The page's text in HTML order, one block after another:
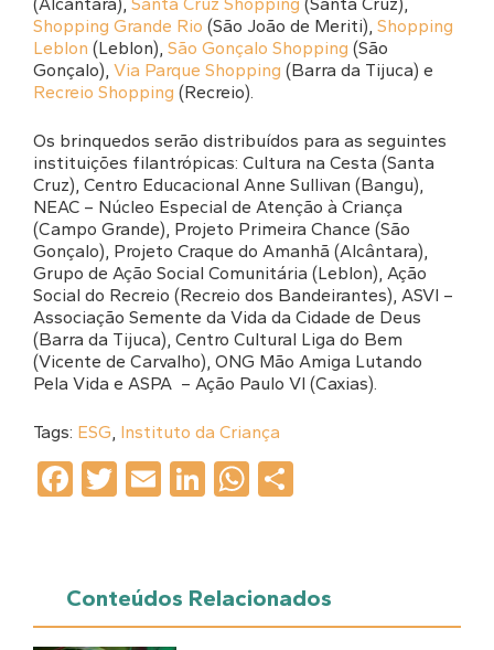
Shopping Grande Rio (São João de Meriti), Shopping
Leblon (Leblon), São Gonçalo Shopping (São
Gonçalo), Via Parque Shopping (Barra da Tijuca) e
Recreio Shopping (Recreio).
Os brinquedos serão distribuídos para as seguintes
instituições filantrópicas: Cultura na Cesta (Santa
Cruz), Centro Educacional Anne Sullivan (Bangu),
NEAC – Núcleo Especial de Atenção à Criança
(Campo Grande), Projeto Primeira Chance (São
Gonçalo), Projeto Craque do Amanhã (Alcântara),
Grupo de Ação Social Comunitária (Leblon), Ação
Social do Recreio (Recreio dos Bandeirantes), ASVI –
Associação Semente da Vida da Cidade de Deus
(Barra da Tijuca), Centro Cultural Liga do Bem
(Vicente de Carvalho), ONG Mão Amiga Lutando
Pela Vida e ASPA – Ação Paulo VI (Caxias).
Tags: ESG, Instituto da Criança
Facebook
Twitter
EmailLinkedIn
WhatsApp
Conteúdos Relacionados